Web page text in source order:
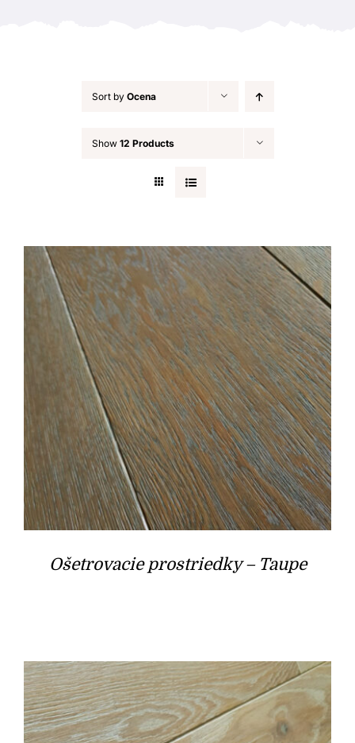
Sort by Ocena
Show 12 Products
Ošetrovacie prostriedky – Taupe